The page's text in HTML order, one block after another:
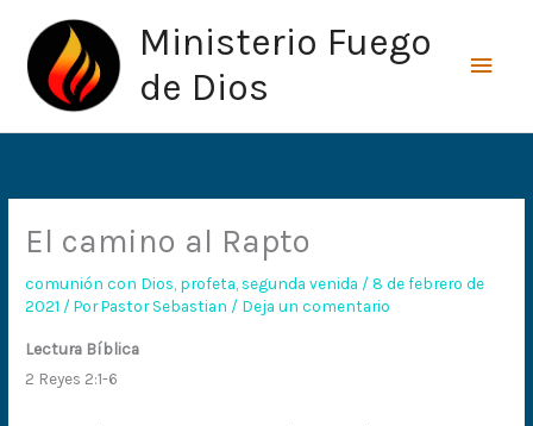
contenido
Ministerio Fuego
de Dios
El camino al Rapto
comunión con Dios profeta segunda venida /8 de febrero de
2021 / PorPastor Sebastian / Deja un comentario
Lectura Bíblica
2 Reyes 2:1-6